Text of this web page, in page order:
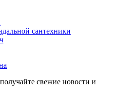
сантехники
свежие новости и